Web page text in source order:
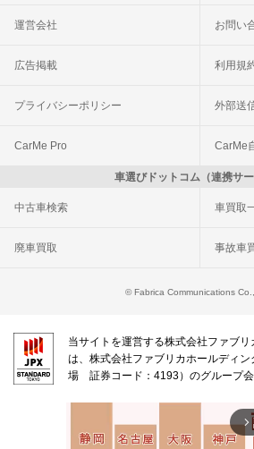
運営会社 お問い
広告掲載 利用規
プライバシーポリシー 外部送
CarMe Pro CarMe
車選びドットコム（連携サー
中古車検索 車買取
廃車買取 事故車
© Fabrica Communications
当サイトを運営する株式会社ファブ
は、株式会社ファブリカホールディ
場 証券コード：4193）のグループ会
arrow_forward_ios